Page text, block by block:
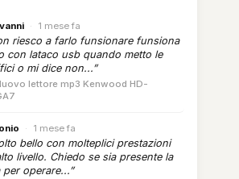
· 1 mese fa
riesco a farlo funsionare funsiona
con lataco usb quando metto le
o mi dice non...”
lettore mp3 Kenwood HD-
· 1 mese fa
bello con molteplici prestazioni
livello. Chiedo se sia presente la
per operare...”